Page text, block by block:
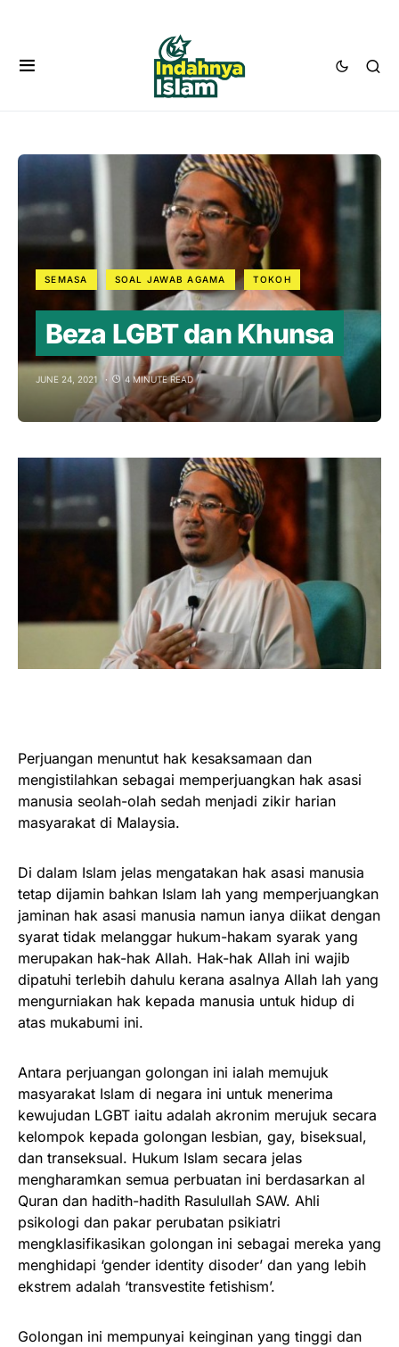
SEMASA SOAL JAWAB AGAMA TOKOH
Beza LGBT dan Khunsa
JUNE 24, 2021 4 MINUTE READ
Perjuangan menuntut hak kesaksamaan dan
mengistilahkan sebagai memperjuangkan hak asasi
manusia seolah-olah sedah menjadi zikir harian
masyarakat di Malaysia.
Di dalam Islam jelas mengatakan hak asasi manusia
tetap dijamin bahkan Islam lah yang memperjuangkan
jaminan hak asasi manusia namun ianya diikat dengan
syarat tidak melanggar hukum-hakam syarak yang
merupakan hak-hak Allah. Hak-hak Allah ini wajib
dipatuhi terlebih dahulu kerana asalnya Allah lah yang
mengurniakan hak kepada manusia untuk hidup di
atas mukabumi ini.
Antara perjuangan golongan ini ialah memujuk
masyarakat Islam di negara ini untuk menerima
kewujudan LGBT iaitu adalah akronim merujuk secara
kelompok kepada golongan lesbian, gay, biseksual,
dan transeksual. Hukum Islam secara jelas
mengharamkan semua perbuatan ini berdasarkan al
Quran dan hadith-hadith Rasulullah SAW. Ahli
psikologi dan pakar perubatan psikiatri
mengklasifikasikan golongan ini sebagai mereka yang
menghidapi ‘gender identity disoder’ dan yang lebih
ekstrem adalah ‘transvestite fetishism’.
Golongan ini mempunyai keinginan yang tinggi dan